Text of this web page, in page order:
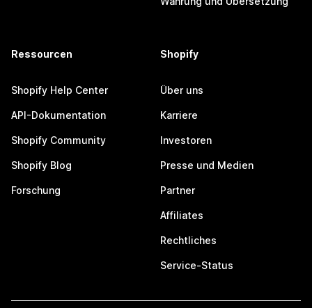
Ressourcen
Shopify Help Center
API-Dokumentation
Shopify Community
Shopify Blog
Forschung
Shopify
Über uns
Karriere
Investoren
Presse und Medien
Partner
Affiliates
Rechtliches
Service-Status